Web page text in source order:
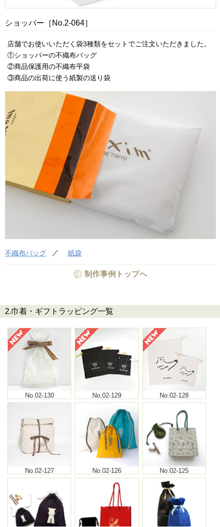
ショッパー［No.2-064］
店舗でお使いいただく袋3種類をセットでご注文いただきました。
①ショッパーの不織布バッグ
②商品保護用の不織布平袋
③商品の出荷に使う紙製の送り袋
不織布バッグ 紙袋
制作事例トップへ
2.巾着・ギフトラッピング一覧
No.02-130 No.02-129 No.02-128
No.02-127 No.02-126 No.02-125